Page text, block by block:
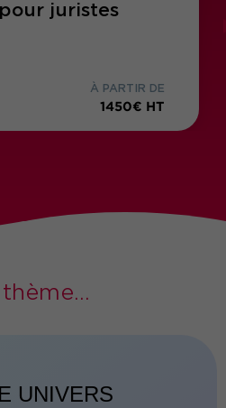
juristes
À PARTIR DE
1450€ HT
UNIVERS